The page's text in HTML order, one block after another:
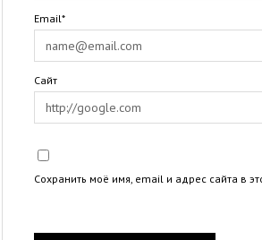
Email*
Сайт
Сохранить моё имя, email и адрес сайта в